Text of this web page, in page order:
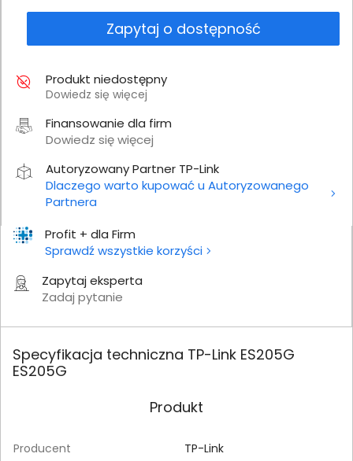
Profit + dla Firm
Sprawdź wszystkie korzyści
Zapytaj eksperta
Zadaj pytanie
Zapytaj o dostępność
Produkt niedostępny
Dowiedz się więcej
Finansowanie dla firm
Dowiedz się więcej
Autoryzowany Partner TP-Link
Dlaczego warto kupować u Autoryzowanego
Partnera
Specyfikacja techniczna TP-Link ES205G
ES205G
Produkt
Producent TP-Link